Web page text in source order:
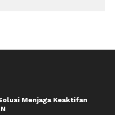
Menjaga Keaktifan